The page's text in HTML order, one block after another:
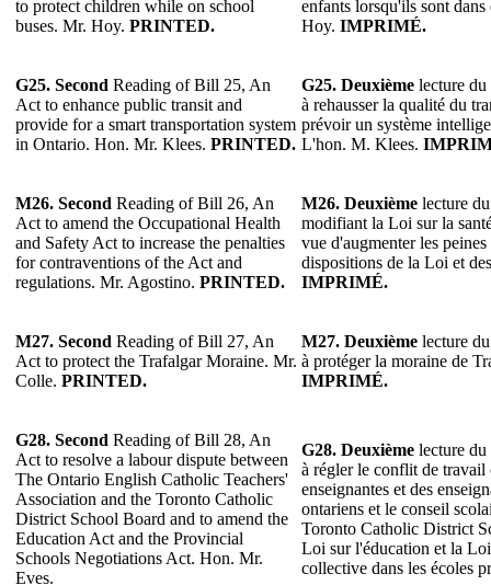
to protect children while on school
buses. Mr. Hoy. PRINTED.
enfants lorsqu'ils sont
Hoy. IMPRIMÉ.
G25. Second Reading of Bill 25, An
Act to enhance public transit and
provide for a smart transportation system
in Ontario. Hon. Mr. Klees. PRINTED.
G25. Deuxième lecture
à rehausser la qualité du
prévoir un système
L'hon. M. Klees.
M26. Second Reading of Bill 26, An
Act to amend the Occupational Health
and Safety Act to increase the penalties
for contraventions of the Act and
regulations. Mr. Agostino. PRINTED.
M26. Deuxième lecture
modifiant la Loi sur la
vue d'augmenter les
dispositions de la Loi et
IMPRIMÉ.
M27. Second Reading of Bill 27, An
Act to protect the Trafalgar Moraine. Mr.
Colle. PRINTED.
M27. Deuxième lecture
à protéger la moraine de
IMPRIMÉ.
G28. Second Reading of Bill 28, An
Act to resolve a labour dispute between
The Ontario English Catholic Teachers'
Association and the Toronto Catholic
District School Board and to amend the
Education Act and the Provincial
Schools Negotiations Act. Hon. Mr.
Eves.
G28. Deuxième lecture
à régler le conflit de
enseignantes et des
ontariens et le conseil
Toronto Catholic District
Loi sur l'éducation et la
collective dans les écoles